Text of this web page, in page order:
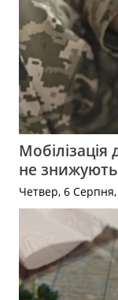
Мобілізація
не
Четвер, 6